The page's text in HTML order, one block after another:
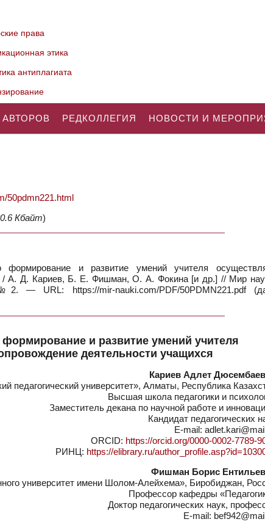
права
этика
антиплагиата
РЕДКОЛЛЕГИЯ НОВОСТИ И
50pdmn221.html
Кбайт)
и развитие умений учителя
/ А. Д. Кариев, Б. Е. Фишман, О. А. Фокина [и др.] // Мир
https://mir-nauki.com/PDF/50PDMN221.pdf
и развитие умений учителя
деятельности учащихся
Кариев Адлет
педагогический университет», Алматы, Республика
Высшая школа педагогики и
Заместитель декана по научной работе и
Кандидат педагогических
E-mail:
ORCID: https://orcid.org/0000-0002-7789-
РИНЦ: https://elibrary.ru/
Фишман Борис
университет имени Шолом-Алейхема», Биробиджан,
Профессор кафедры
Доктор педагогических наук,
E-mail: